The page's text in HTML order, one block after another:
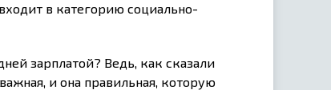
в категорию социально-
зарплатой? Ведь, как сказали
и она правильная, которую